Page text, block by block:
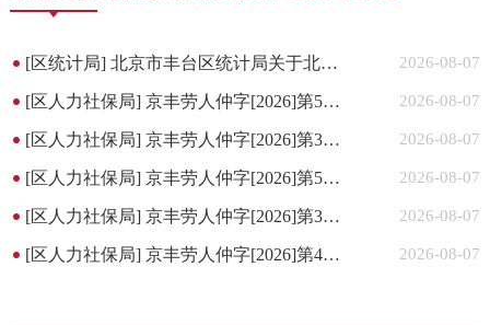
[区统计局]北京市丰台区统计局关于北京市丰台区统计局基本单位名录库维护事项联系方式变更的公告 2026-08-07
[区人力社保局]京丰劳人仲字[2026]第5262号劳动人事争议案件公告（通知书） 2026-08-07
[区人力社保局]京丰劳人仲字[2026]第3838号劳动人事争议案件公告（裁决书） 2026-08-07
[区人力社保局]京丰劳人仲字[2026]第5715号劳动人事争议案件公告（通知书） 2026-08-07
[区人力社保局]京丰劳人仲字[2026]第3837号劳动人事争议案件公告（裁决书） 2026-08-07
[区人力社保局]京丰劳人仲字[2026]第4932、4933号劳动人事争议案件公告（通知书） 2026-08-07